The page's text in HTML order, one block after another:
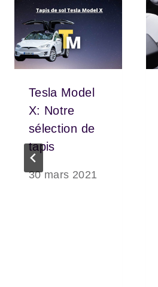
Tesla Model
X: Notre
sélection de
tapis
30 mars 2021